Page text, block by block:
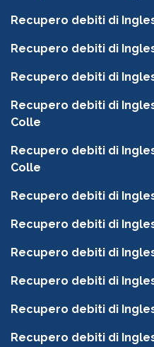
Recupero debiti di
Recupero debiti di
Recupero debiti di
Recupero debiti di
Colle
Recupero debiti di
Colle
Recupero debiti di
Recupero debiti di
Recupero debiti di
Recupero debiti di
Recupero debiti di
Recupero debiti di